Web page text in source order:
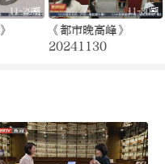
11-29期 11-30期
《都市晚高峰》
20241130